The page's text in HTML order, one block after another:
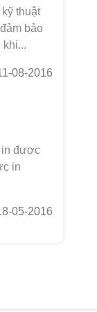
thuật
bảo
khi...
08-2016
in được
in
05-2016